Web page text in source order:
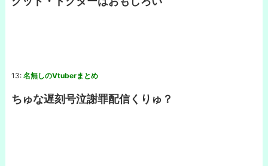
13: 名無しのVtuberまとめ
ちゅな遅刻号泣謝罪配信くりゅ？